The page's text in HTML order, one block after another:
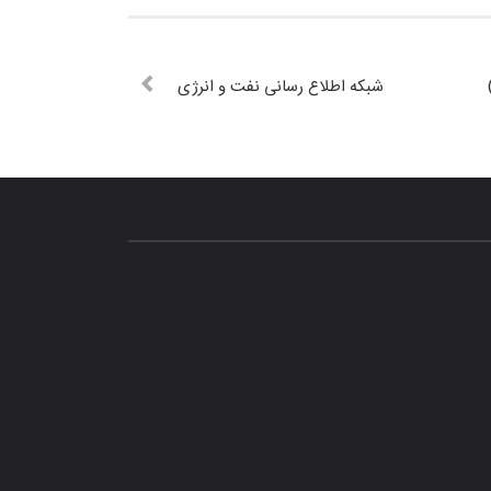
شبکه اطلاع رسانی نفت و انرژی